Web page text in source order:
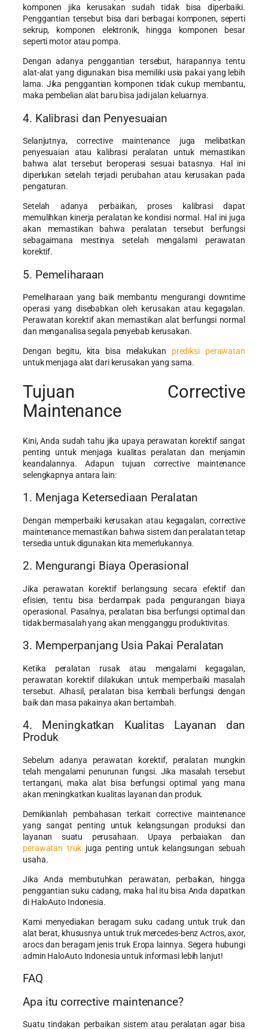
komponen jika kerusakan sudah tidak bisa diperbaiki.
Penggantian tersebut bisa dari berbagai komponen, seperti
sekrup, komponen elektronik, hingga komponen besar
seperti motor atau pompa.
Dengan adanya penggantian tersebut, harapannya tentu
alat-alat yang digunakan bisa memiliki usia pakai yang lebih
lama. Jika penggantian komponen tidak cukup membantu,
maka pembelian alat baru bisa jadi jalan keluarnya.
4. Kalibrasi dan Penyesuaian
Selanjutnya, corrective maintenance juga melibatkan
penyesuaian atau kalibrasi peralatan untuk memastikan
bahwa alat tersebut beroperasi sesuai batasnya. Hal ini
diperlukan setelah terjadi perubahan atau kerusakan pada
pengaturan.
Setelah adanya perbaikan, proses kalibrasi dapat
memulihkan kinerja peralatan ke kondisi normal. Hal ini juga
akan memastikan bahwa peralatan tersebut berfungsi
sebagaimana mestinya setelah mengalami perawatan
korektif.
5. Pemeliharaan
Pemeliharaan yang baik membantu mengurangi downtime
operasi yang disebabkan oleh kerusakan atau kegagalan.
Perawatan korektif akan memastikan alat berfungsi normal
dan menganalisa segala penyebab kerusakan.
Dengan begitu, kita bisa melakukan prediksi perawatan
untuk menjaga alat dari kerusakan yang sama.
Tujuan Corrective
Maintenance
Kini, Anda sudah tahu jika upaya perawatan korektif sangat
penting untuk menjaga kualitas peralatan dan menjamin
keandalannya. Adapun tujuan corrective maintenance
selengkapnya antara lain:
1. Menjaga Ketersediaan Peralatan
Dengan memperbaiki kerusakan atau kegagalan, corrective
maintenance memastikan bahwa sistem dan peralatan tetap
tersedia untuk digunakan kita memerlukannya.
2. Mengurangi Biaya Operasional
Jika perawatan korektif berlangsung secara efektif dan
efisien, tentu bisa berdampak pada pengurangan biaya
operasional. Pasalnya, peralatan bisa berfungsi optimal dan
tidak bermasalah yang akan mengganggu produktivitas.
3. Memperpanjang Usia Pakai Peralatan
Ketika peralatan rusak atau mengalami kegagalan,
perawatan korektif dilakukan untuk memperbaiki masalah
tersebut. Alhasil, peralatan bisa kembali berfungsi dengan
baik dan masa pakainya akan bertambah.
4. Meningkatkan Kualitas Layanan dan
Produk
Sebelum adanya perawatan korektif, peralatan mungkin
telah mengalami penurunan fungsi. Jika masalah tersebut
tertangani, maka alat bisa berfungsi optimal yang mana
akan meningkatkan kualitas layanan dan produk.
Demikianlah pembahasan terkait corrective maintenance
yang sangat penting untuk kelangsungan produksi dan
layanan suatu perusahaan. Upaya perbaiakan dan
perawatan truk juga penting untuk kelangsungan sebuah
usaha.
Jika Anda membutuhkan perawatan, perbaikan, hingga
penggantian suku cadang, maka hal itu bisa Anda dapatkan
di HaloAuto Indonesia.
Kami menyediakan beragam suku cadang untuk truk dan
alat berat, khususnya untuk truk mercedes-benz Actros, axor,
arocs dan beragam jenis truk Eropa lainnya. Segera hubungi
admin HaloAuto Indonesia untuk informasi lebih lanjut!
FAQ
Apa itu corrective maintenance?
Suatu tindakan perbaikan sistem atau peralatan agar bisa